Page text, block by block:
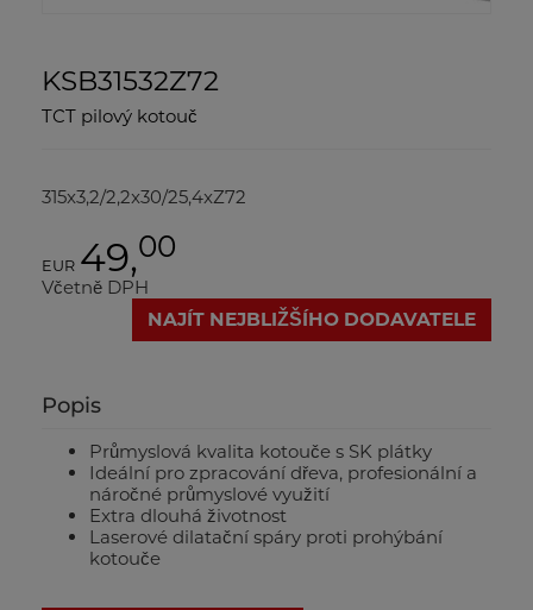
KSB31532Z72
TCT pilový kotouč
315x3,2/2,2x30/25,4xZ72
EUR 49,00
Včetně DPH
NAJÍT NEJBLIŽŠÍHO DODAVATELE
Popis
Průmyslová kvalita kotouče s SK plátky
Ideální pro zpracování dřeva, profesionální a
náročné průmyslové využití
Extra dlouhá životnost
Laserové dilatační spáry proti prohýbání
kotouče